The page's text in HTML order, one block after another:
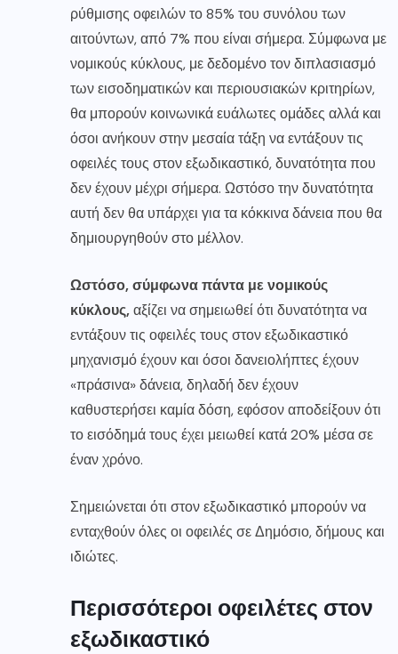
ρύθμισης οφειλών το 85% του συνόλου των
αιτούντων, από 7% που είναι σήμερα. Σύμφωνα με
νομικούς κύκλους, με δεδομένο τον διπλασιασμό
των εισοδηματικών και περιουσιακών κριτηρίων,
θα μπορούν κοινωνικά ευάλωτες ομάδες αλλά και
όσοι ανήκουν στην μεσαία τάξη να εντάξουν τις
οφειλές τους στον εξωδικαστικό, δυνατότητα που
δεν έχουν μέχρι σήμερα. Ωστόσο την δυνατότητα
αυτή δεν θα υπάρχει για τα κόκκινα δάνεια που θα
δημιουργηθούν στο μέλλον.
Ωστόσο, σύμφωνα πάντα με νομικούς
κύκλους,αξίζει να σημειωθεί ότι δυνατότητα να
εντάξουν τις οφειλές τους στον εξωδικαστικό
μηχανισμό έχουν και όσοι δανειολήπτες έχουν
«πράσινα» δάνεια, δηλαδή δεν έχουν
καθυστερήσει καμία δόση, εφόσον αποδείξουν ότι
το εισόδημά τους έχει μειωθεί κατά 20% μέσα σε
έναν χρόνο.
Σημειώνεται ότι στον εξωδικαστικό μπορούν να
ενταχθούν όλες οι οφειλές σε Δημόσιο, δήμους και
ιδιώτες.
Περισσότεροι οφειλέτες στον
εξωδικαστικό